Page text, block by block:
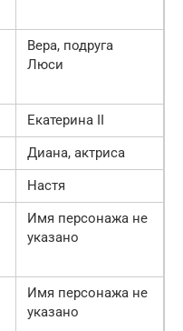
Вера, подруга
Люси
Екатерина II
Диана, актриса
Настя
Имя персонажа не
указано
Имя персонажа не
указано